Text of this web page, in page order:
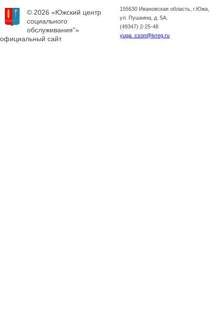
© 2026 «Южский центр
социального
обслуживания"»
официальный сайт
155630 Ивановская область, г.Южа,
ул. Пушкина, д. 5А.
(49347) 2-25-48
yuga_cson@ivreg.ru